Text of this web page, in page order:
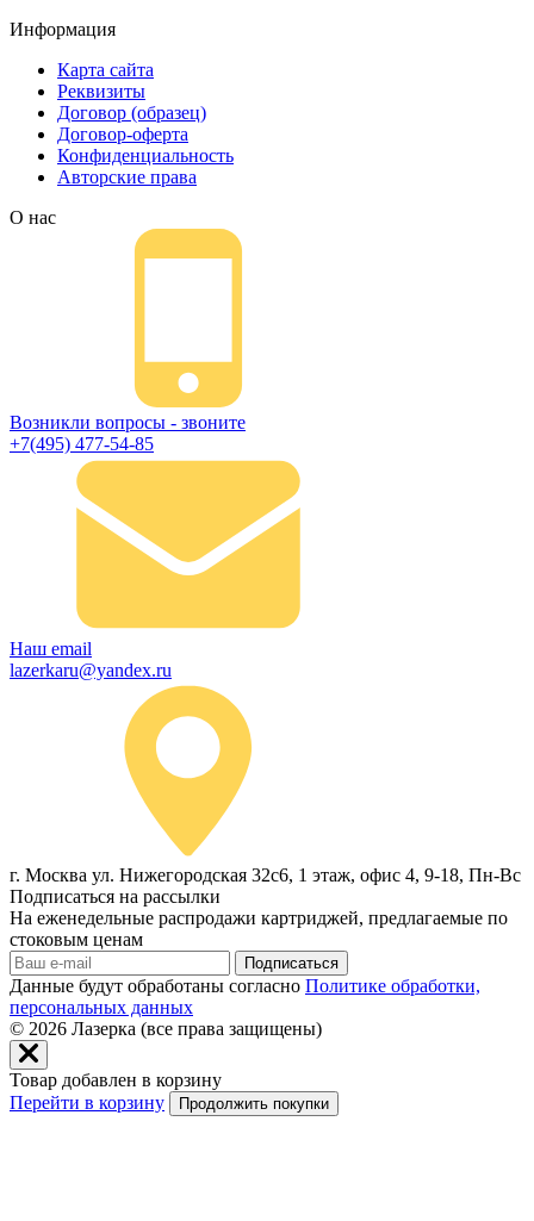
Информация
Карта сайта
Реквизиты
Договор (образец)
Договор-оферта
Конфиденциальность
Авторские права
О нас
Возникли вопросы - звоните
+7(495) 477-54-85
Наш email
lazerkaru@yandex.ru
г. Москва ул. Нижегородская 32с6, 1 этаж, офис 4, 9-18, Пн-Вс
Подписаться на рассылки
На еженедельные распродажи картриджей, предлагаемые по
стоковым ценам
Подписаться
Данные будут обработаны согласно Политике обработки,
персональных данных
© 2026 Лазерка (все права защищены)
Товар добавлен в корзину
Перейти в корзину
Продолжить покупки